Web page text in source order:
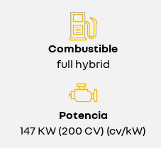
Combustible
full hybrid
Potencia
147 KW (200 CV) (cv/kW)